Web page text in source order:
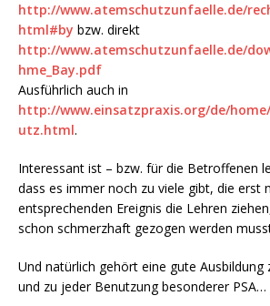
http://www.atemschutzunfaelle.de/
html#by bzw. direkt
http://www.atemschutzunfaelle.de/
hme_Bay.pdf
Ausführlich auch in
http://www.einsatzpraxis.org/de/
utz.html.
Interessant ist – bzw. für die Betroffenen
dass es immer noch zu viele gibt, die erst
entsprechenden Ereignis die Lehren
schon schmerzhaft gezogen werden
Und natürlich gehört eine gute Ausbildung
und zu jeder Benutzung besonderer PSA…